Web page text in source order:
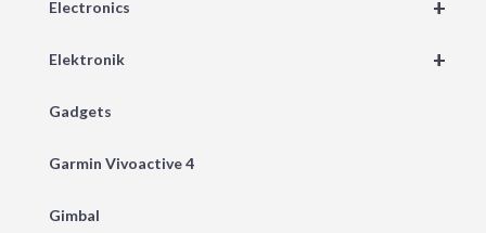
+
Electronics
+
Elektronik
Gadgets
Garmin Vivoactive 4
Gimbal